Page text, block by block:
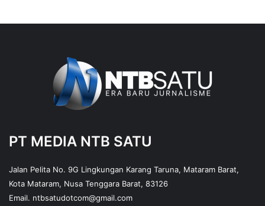
PT MEDIA NTB SATU
Jalan Pelita No. 9G Lingkungan Karang Taruna, Mataram Barat,
Kota Mataram, Nusa Tenggara Barat, 83126
Email. ntbsatudotcom@gmail.com